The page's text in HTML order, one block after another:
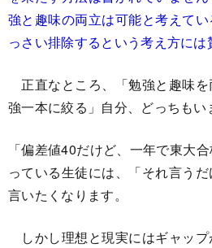
強と趣味の両立は可能と考えて
っさい排除するという考え方には
正直なところ、「勉強と趣味
強一本に絞る」自分、どっちもい
「偏差値40だけど、一年で東大
っている生徒には、「それ言う
言いたくなります。
しかし理想と現実にはギャッ